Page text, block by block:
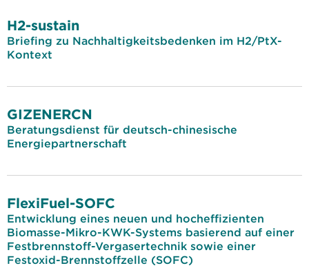
H2-sustain
Briefing zu Nachhaltigkeitsbedenken im H2/PtX-
Kontext
GIZENERCN
Beratungsdienst für deutsch-chinesische
Energiepartnerschaft
FlexiFuel-SOFC
Entwicklung eines neuen und hocheffizienten
Biomasse-Mikro-KWK-Systems basierend auf einer
Festbrennstoff-Vergasertechnik sowie einer
Festoxid-Brennstoffzelle (SOFC)